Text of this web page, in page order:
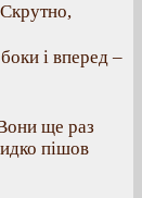
і вперед –
ще раз
пішов